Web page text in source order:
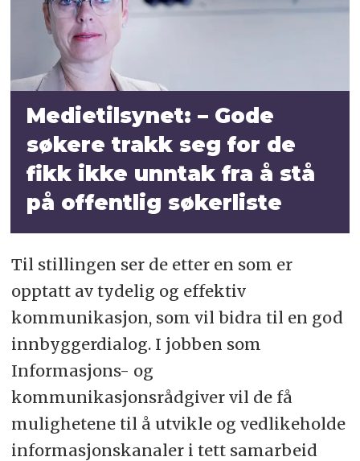
Medietilsynet: – Gode
søkere trakk seg for de
fikk ikke unntak fra å stå
på offentlig søkerliste
Til stillingen ser de etter en som er
opptatt av tydelig og effektiv
kommunikasjon, som vil bidra til en god
innbyggerdialog. I jobben som
Informasjons- og
kommunikasjonsrådgiver vil de få
mulighetene til å utvikle og vedlikeholde
informasjonskanaler i tett samarbeid